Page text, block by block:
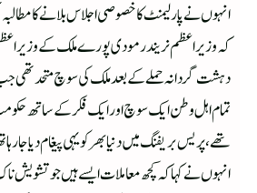
انہوں نے پارلیمنٹ کا خصوصی اجلاس بلانے کا مطالبہ
کہ وزیراعظم نریندر مودی پورے ملک کے
دہشت گردانہ حملے کے بعد ملک کی سوچ متحد تھی جب
تمام اہل وطن ایک سوچ اورایک فکر کے ساتھ
تھے،پریس بریفنگ میں دنیا بھر کو یہی پیغام دیا جا
انہوں نے کہا کہ کچھ معاملات ایسے ہیں جو